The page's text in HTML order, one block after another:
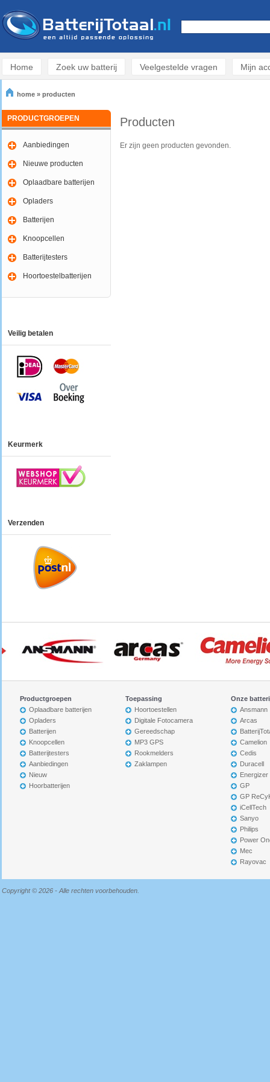
Home Zoek uw batterij Veelgestelde vragen Mijn
home » producten
PRODUCTGROEPEN
Aanbiedingen
Nieuwe producten
Oplaadbare batterijen
Opladers
Batterijen
Knoopcellen
Batterijtesters
Hoortoestelbatterijen
Veilig betalen
Keurmerk
Verzenden
Producten
Er zijn geen producten gevonden.
Productgroepen
Oplaadbare batterijen
Opladers
Batterijen
Knoopcellen
Batterijtesters
Aanbiedingen
Nieuw
Hoorbatterijen
Toepassing
Hoortoestellen
Digitale Fotocamera
Gereedschap
MP3 GPS
Rookmelders
Zaklampen
Onze
Ansmann
Arcas
Camelion
Cedis
Duracell
Energizer
GP
GP
iCellTech
Sanyo
Philips
Power
Mec
Rayovac
Copyright © 2026 - Alle rechten voorbehouden.